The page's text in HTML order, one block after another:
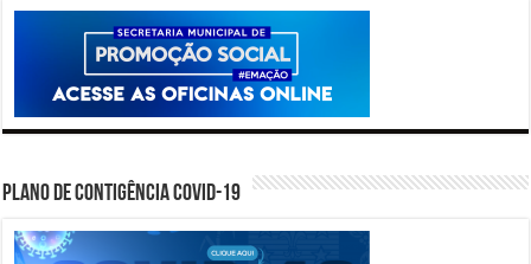
PLANO DE CONTIGÊNCIA COVID-19